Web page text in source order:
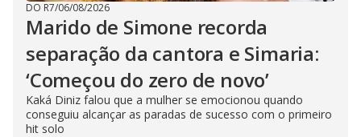
DO R7/06/08/2026
Marido de Simone recorda
separação da cantora e Simaria:
‘Começou do zero de novo’
Kaká Diniz falou que a mulher se emocionou quando
conseguiu alcançar as paradas de sucesso com o primeiro
hit solo